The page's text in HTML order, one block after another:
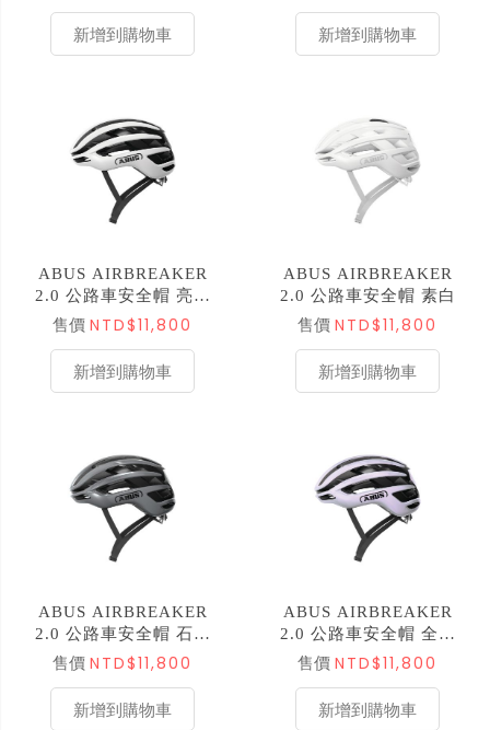
新增到購物車 新增到購物車
ABUS AIRBREAKER
2.0 公路車安全帽 亮光
白
售價 NTD$11,800
新增到購物車
ABUS AIRBREAKER
2.0 公路車安全帽 素白
售價 NTD$11,800
新增到購物車
ABUS AIRBREAKER
2.0 公路車安全帽 石墨
銀
售價 NTD$11,800
新增到購物車
ABUS AIRBREAKER
2.0 公路車安全帽 全然
紫
售價 NTD$11,800
新增到購物車